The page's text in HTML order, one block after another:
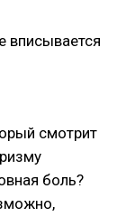
вписывается
смотрит
боль?